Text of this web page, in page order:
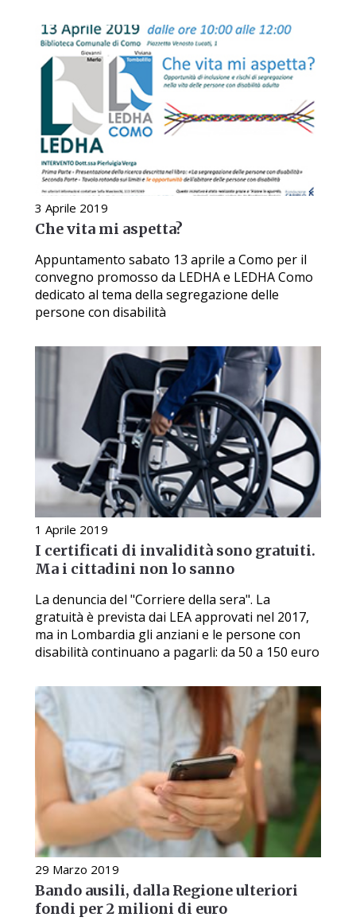
3 Aprile 2019
Che vita mi aspetta?
Appuntamento sabato 13 aprile a Como per il
convegno promosso da LEDHA e LEDHA Como
dedicato al tema della segregazione delle
persone con disabilità
1 Aprile 2019
I certificati di invalidità sono gratuiti.
Ma i cittadini non lo sanno
La denuncia del "Corriere della sera". La
gratuità è prevista dai LEA approvati nel 2017,
ma in Lombardia gli anziani e le persone con
disabilità continuano a pagarli: da 50 a 150 euro
29 Marzo 2019
Bando ausili, dalla Regione ulteriori
fondi per 2 milioni di euro